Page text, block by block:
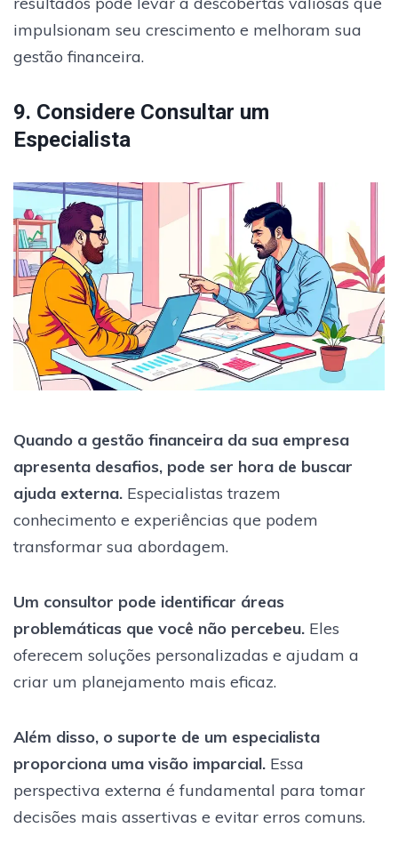
impulsionam seu crescimento e melhoram sua
gestão financeira.
9. Considere Consultar um
Especialista
Quando a gestão financeira da sua empresa
apresenta desafios, pode ser hora de buscar
ajuda externa. Especialistas trazem
conhecimento e experiências que podem
transformar sua abordagem.
Um consultor pode identificar áreas
problemáticas que você não percebeu. Eles
oferecem soluções personalizadas e ajudam a
criar um planejamento mais eficaz.
Além disso, o suporte de um especialista
proporciona uma visão imparcial. Essa
perspectiva externa é fundamental para tomar
decisões mais assertivas e evitar erros comuns.